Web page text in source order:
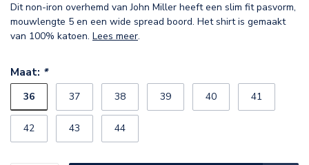
Dit non-iron overhemd van John Miller heeft een slim fit pasvorm,
mouwlengte 5 en een wide spread boord. Het shirt is gemaakt
van 100% katoen. Lees meer.
Maat: *
36 37 38 39 40 41
42 43 44